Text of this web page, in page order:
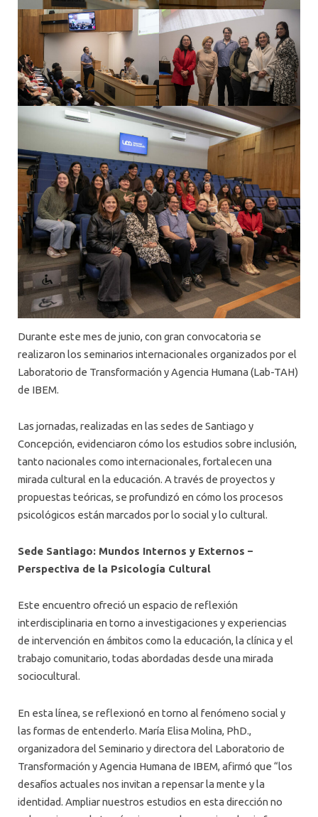
Durante este mes de junio, con gran convocatoria se
realizaron los seminarios internacionales organizados por el
Laboratorio de Transformación y Agencia Humana (Lab-TAH)
de IBEM.
Las jornadas, realizadas en las sedes de Santiago y
Concepción, evidenciaron cómo los estudios sobre inclusión,
tanto nacionales como internacionales, fortalecen una
mirada cultural en la educación. A través de proyectos y
propuestas teóricas, se profundizó en cómo los procesos
psicológicos están marcados por lo social y lo cultural.
Sede Santiago: Mundos Internos y Externos –
Perspectiva de la Psicología Cultural
Este encuentro ofreció un espacio de reflexión
interdisciplinaria en torno a investigaciones y experiencias
de intervención en ámbitos como la educación, la clínica y el
trabajo comunitario, todas abordadas desde una mirada
sociocultural.
En esta línea, se reflexionó en torno al fenómeno social y
las formas de entenderlo. María Elisa Molina, PhD.,
organizadora del Seminario y directora del Laboratorio de
Transformación y Agencia Humana de IBEM, afirmó que “los
desafíos actuales nos invitan a repensar la mente y la
identidad. Ampliar nuestros estudios en esta dirección no